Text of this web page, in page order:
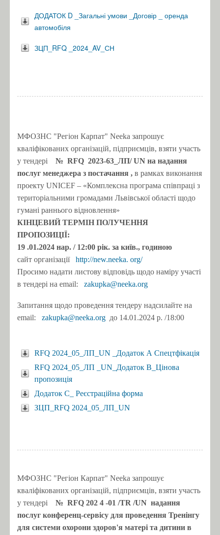
ДОДАТОК D _Загальні умови _Договір _ оренда
автомобіля
ЗЦП_RFQ _2024_AV_СН
МФОЗНС "Регіон Карпат" Neeka запрошує
кваліфікованих організацій, підприємців, взяти участь
у тендері № RFQ 2023-63_ЛП/UN на надання
послуг менеджера з постачання , в рамках виконання
проекту UNICEF – «Комплексна програма співпраці з
територіальними громадами Львівської області щодо
гумані раннього відновлення»
КІНЦЕВИЙ ТЕРМІН ПОЛУЧЕННЯ
ПРОПОЗИЦІЇ:
19 .01.2024 нар. / 12:00 рік. за київ., годиною
сайт організації http://new.neeka. org/
Просимо надати листову відповідь щодо наміру участі
в тендері на email: zakupka@neeka.org
Запитання щодо проведення тендеру надсилайте на
email: zakupka@neeka.org до 14.01.2024 р. /18:00
RFQ 2024_05_ЛП_UN _Додаток А Спецтфікація
RFQ 2024_05_ЛП _UN_Додаток В_Цінова
пропозиція
Додаток C_ Реєстраційна форма
ЗЦП_RFQ 2024_05_ЛП_UN
МФОЗНС "Регіон Карпат" Neeka запрошує
кваліфікованих організацій, підприємців, взяти участь
у тендері № RFQ 202 4 -01 /TR /UN надання
послуг конференц-сервісу для проведення Тренінгу
для системи охорони здоров'я матері та дитини в